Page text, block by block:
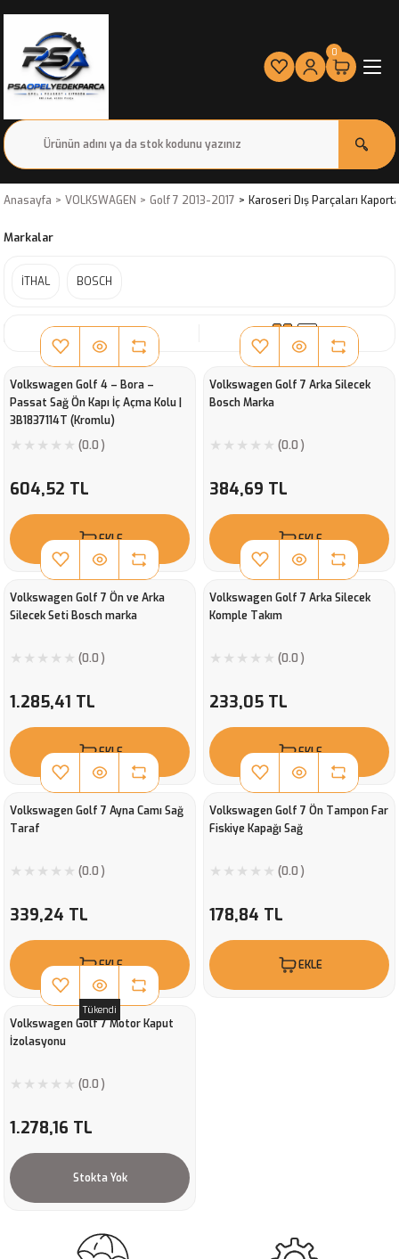
0
Anasayfa VOLKSWAGEN Golf 7 2013-2017 Karoseri Dış Parçaları
Markalar
İTHAL BOSCH
Volkswagen Golf 4 – Bora –
Passat Sağ Ön Kapı İç Açma Kolu |
3B1837114T (Kromlu)
(0.0 )
604,52 TL
EKLE
Volkswagen Golf 7 Arka Silecek
Bosch Marka
(0.0 )
384,69 TL
EKLE
Volkswagen Golf 7 Ön ve Arka
Silecek Seti Bosch marka
(0.0 )
1.285,41 TL
EKLE
Volkswagen Golf 7 Arka Silecek
Komple Takım
(0.0 )
233,05 TL
EKLE
Volkswagen Golf 7 Ayna Camı Sağ
Taraf
(0.0 )
339,24 TL
EKLE
Volkswagen Golf 7 Ön Tampon Far
Fiskiye Kapağı Sağ
(0.0 )
178,84 TL
EKLE
Tükendi
Volkswagen Golf 7 Motor Kaput
İzolasyonu
(0.0 )
1.278,16 TL
Stokta Yok